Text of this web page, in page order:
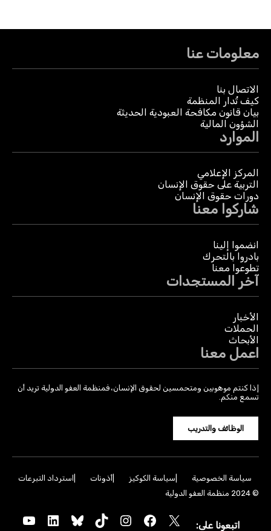
معلومات عنا
الاتصال بنا
كيف تُدار المنظمة
بيان قانون مكافحة العبودية الحديثة
الشؤون المالية
الموارد
المركز الإعلامي
التربية على حقوق الإنسان
دورات حقوق الإنسان
شاركوا معنا
انضموا إلينا
بادروا بالتحرك
تطوعوا معنا
آخر المستجدات
الأخبار
الحملات
الأبحاث
اعمل معنا
إذا كنتم موهوبين ومتحمسين لحقوق الإنسان، فمنظمة العفو الدولية تريد أن
تسمع منكم.
الوظائف والتدريب
سياسة الخصوصية سياسة الكوكيز أذونات
استرداد التبرعات
© 2024 منظمة العفو الدولية
اتبعونا على: X
Facebook
Instagram
TikTok
Bluesky
LinkedIn
YouTube